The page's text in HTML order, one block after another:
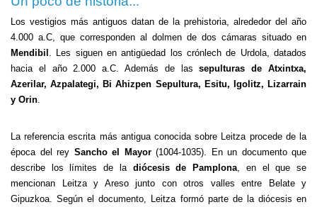
Los vestigios más antiguos datan de la prehistoria, alrededor del año
4.000 a.C, que corresponden al dolmen de dos cámaras situado en
Mendibil . Les siguen en antigüedad los crónlech de Urdola, datados
hacia el año 2.000 a.C. Además de lassepulturas de Atxintxa,
Azerilar, Azpalategi, Bi Ahizpen Sepultura, Esitu, Igolitz, Lizarrain
y Orin.
La referencia escrita más antigua conocida sobre Leitza procede de la
época del rey Sancho el Mayor(1004-1035). En un documento que
describe los límites de la diócesis de Pamplona, en el que se
mencionan Leitza y Areso junto con otros valles entre Belate y
Gipuzkoa. Según el documento, Leitza formó parte de la diócesis en